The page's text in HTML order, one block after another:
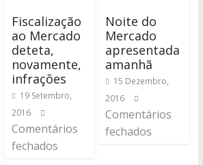
Fiscalização
ao Mercado
deteta,
novamente,
infrações
19 Setembro,
2016
Comentários
fechados
Noite do
Mercado
apresentada
amanhã
15 Dezembro,
2016
Comentários
fechados